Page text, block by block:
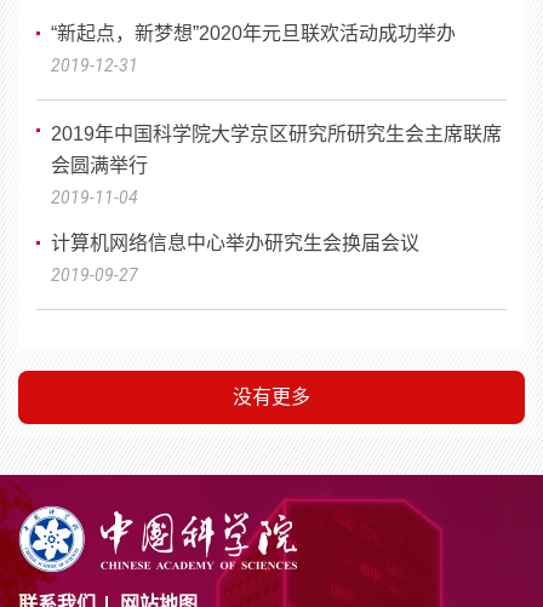
“新起点，新梦想”2020年元旦联欢活动成功举办
2019-12-31
2019年中国科学院大学京区研究所研究生会主席联席
会圆满举行
2019-11-04
计算机网络信息中心举办研究生会换届会议
2019-09-27
没有更多